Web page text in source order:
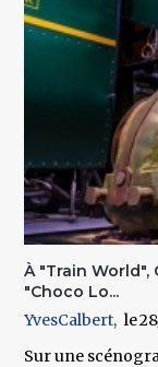
À "Train World",
"Choco Lo...
YvesCalbert
Sur une